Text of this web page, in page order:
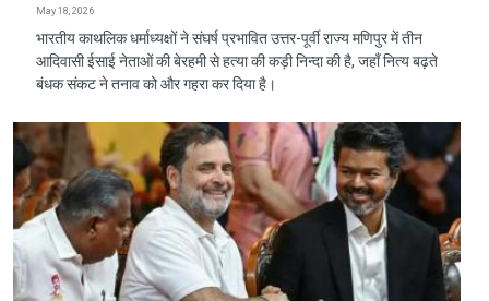
May 18, 2026
भारतीय काथलिक धर्माध्यक्षों ने संघर्ष प्रभावित उत्तर-पूर्वी राज्य मणिपुर में तीन
आदिवासी ईसाई नेताओं की बेरहमी से हत्या की कड़ी निन्दा की है, जहाँ नित्य बढ़ते
बंधक संकट ने तनाव को और गहरा कर दिया है।